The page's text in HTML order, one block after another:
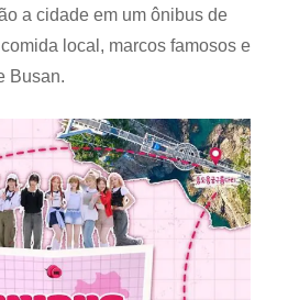
a cidade em um ônibus de
local, marcos famosos e
Busan.